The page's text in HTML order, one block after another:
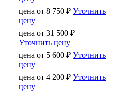
цена от 8 750 ₽ Уточнить
цену
цена от 31 500 ₽
Уточнить цену
цена от 5 600 ₽ Уточнить
цену
цена от 4 200 ₽ Уточнить
цену